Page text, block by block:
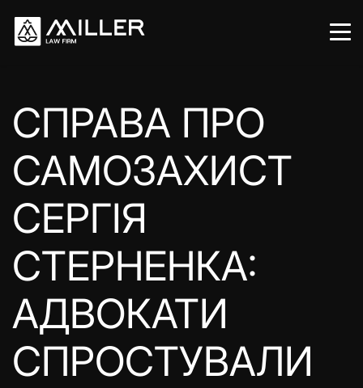
СПРАВА ПРО
САМОЗАХИСТ
СЕРГІЯ
СТЕРНЕНКА:
АДВОКАТИ
СПРОСТУВАЛИ